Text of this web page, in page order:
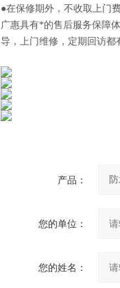
●在保修期外，不收取上门
广惠具有*的售后服务保障
导，上门维修，定期回访都
产品：
您的单位：
您的姓名：